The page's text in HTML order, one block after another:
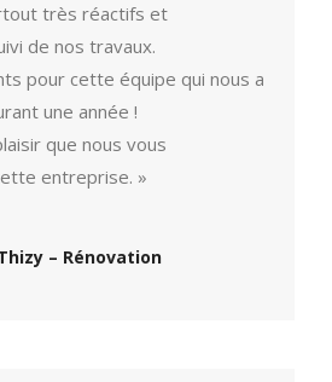
très réactifs et
de nos travaux.
pour cette équipe qui nous a
une année !
que nous vous
entreprise. »
– Rénovation